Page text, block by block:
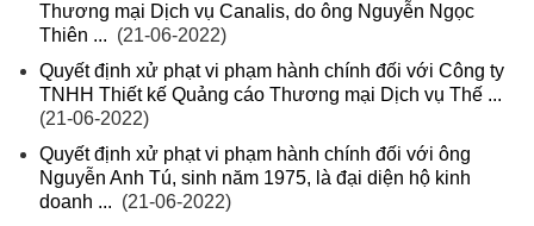
Thương mại Dịch vụ Canalis, do ông Nguyễn Ngọc
Thiên ... (21-06-2022)
Quyết định xử phạt vi phạm hành chính đối với Công ty
TNHH Thiết kế Quảng cáo Thương mại Dịch vụ Thế ...
(21-06-2022)
Quyết định xử phạt vi phạm hành chính đối với ông
Nguyễn Anh Tú, sinh năm 1975, là đại diện hộ kinh
doanh ... (21-06-2022)